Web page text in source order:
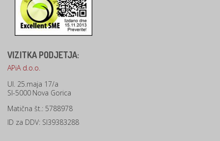
VIZITKA PODJETJA:
APiA d.o.o.
Ul. 25.maja 17/a
SI-5000 Nova Gorica
Matična št.: 5788978
ID za DDV: SI39383288